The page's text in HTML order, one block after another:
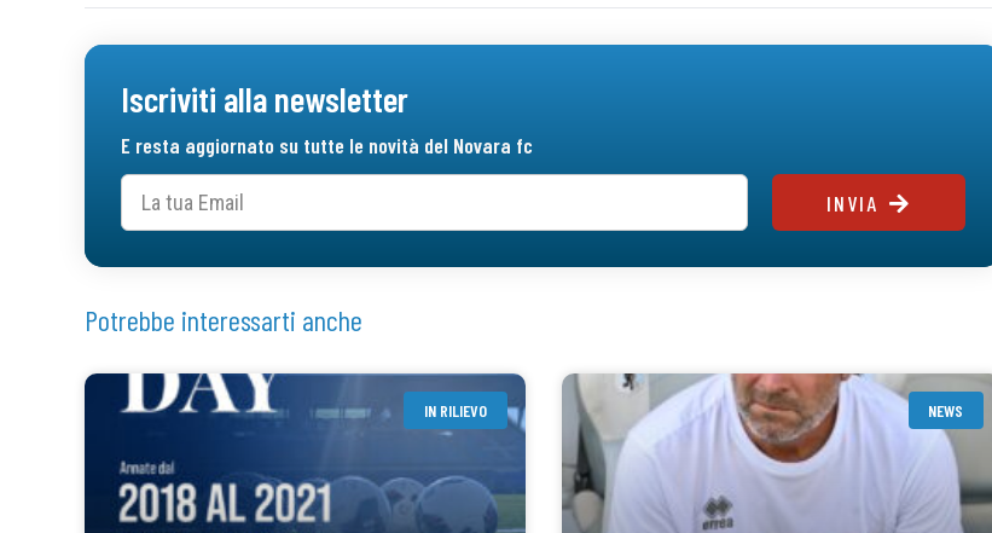
Iscriviti alla newsletter
E resta aggiornato su tutte le novità del Novara fc
INVIA
Potrebbe interessarti anche
IN RILIEVO NEWS